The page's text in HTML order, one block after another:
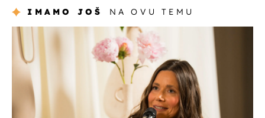
IMAMO JOŠ NA OVU TEMU
moda & ljepota